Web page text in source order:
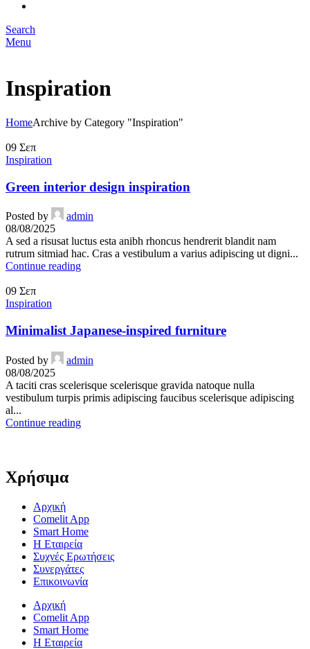
Search
Menu
Inspiration
HomeArchive by Category "Inspiration"
09 Σεπ
Inspiration
Green interior design inspiration
Posted by
admin
08/08/2025
A sed a risusat luctus esta anibh rhoncus hendrerit blandit nam
rutrum sitmiad hac. Cras a vestibulum a varius adipiscing ut digni...
Continue reading
09 Σεπ
Inspiration
Minimalist Japanese-inspired furniture
Posted by
admin
08/08/2025
A taciti cras scelerisque scelerisque gravida natoque nulla
vestibulum turpis primis adipiscing faucibus scelerisque adipiscing
al...
Continue reading
Χρήσιμα
Αρχική
Comelit App
Smart Home
Η Εταιρεία
Συχνές Ερωτήσεις
Συνεργάτες
Επικοινωνία
Αρχική
Comelit App
Smart Home
Η Εταιρεία